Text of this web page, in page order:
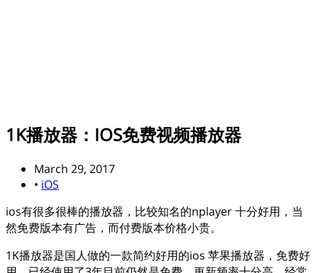
1K播放器：IOS免费视频播放器
March 29, 2017
• iOS
ios有很多很棒的播放器，比较知名的nplayer 十分好用，当
然免费版本有广告，而付费版本价格小贵。
1K播放器是国人做的一款简约好用的ios 苹果播放器，免费好